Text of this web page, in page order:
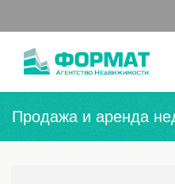
Продажа и аренда